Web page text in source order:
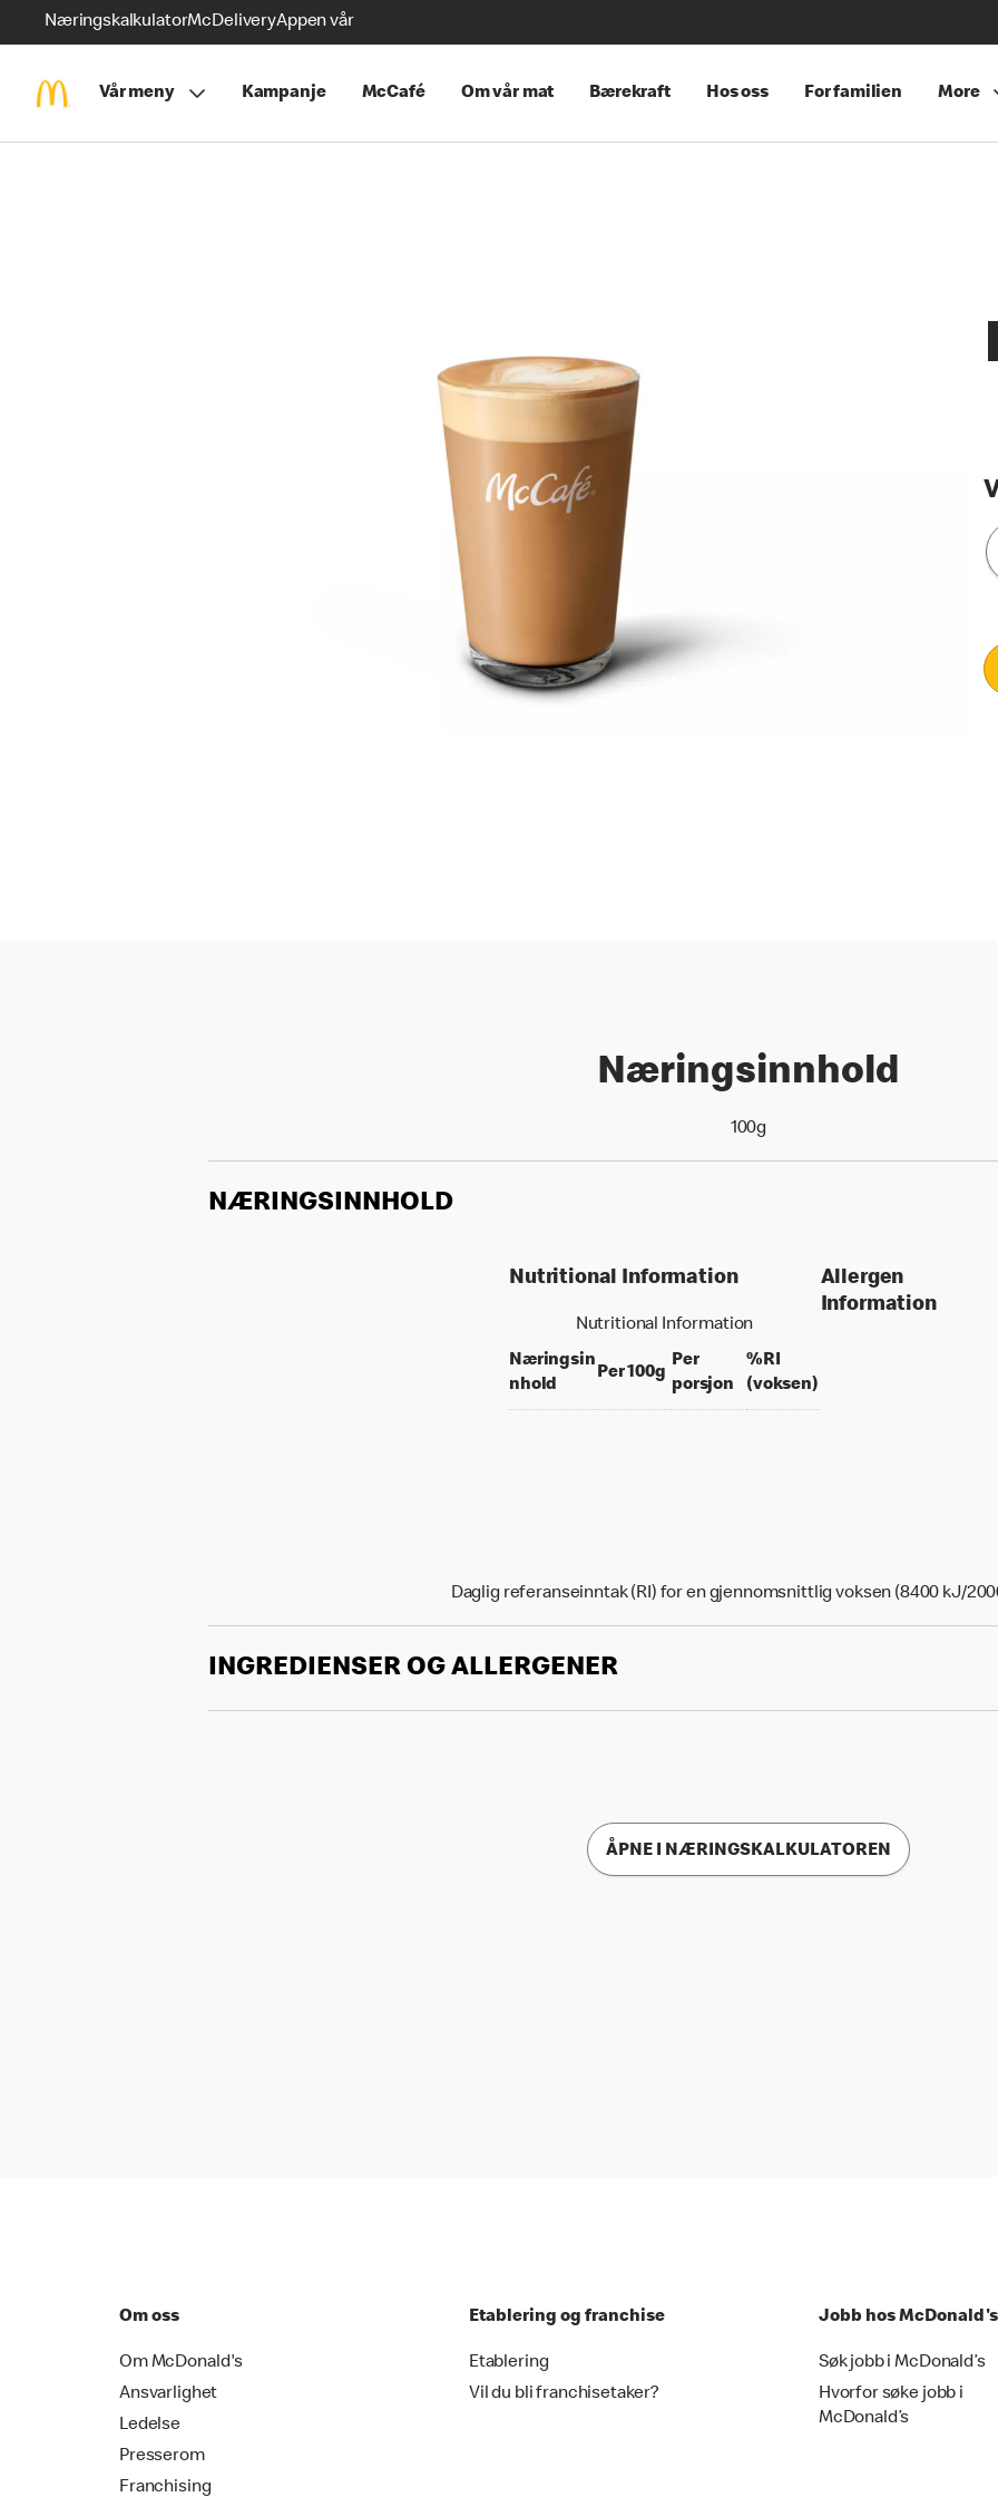
NæringskalkulatorMcDeliveryAppen vår
Vår meny Kampanje McCafé Om vår mat Bærekraft Hos oss For familien More
Næringsinnhold
100g
NÆRINGSINNHOLD
Nutritional Information
Nutritional Information
Næringsin
nhold
Per 100gper 100 grams
Per
porsjonper portion
%RI
(voksen)% daily value for an
Allergen
Information
Daglig referanseinntak (RI) for en gjennomsnittlig voksen (8400 kJ/
INGREDIENSER OG ALLERGENER
ÅPNE I NÆRINGSKALKULATOREN
Om oss
Om McDonald's
Ansvarlighet
Ledelse
Presserom
Franchising
Etablering og franchise
Etablering
Vil du bli franchisetaker?
Jobb hos McDonald's
Søk jobb i McDonald’s
Hvorfor søke jobb i
McDonald’s